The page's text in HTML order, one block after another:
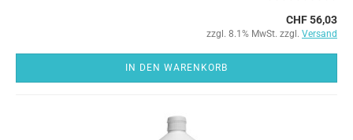
CHF 56,03
zzgl. 8.1% MwSt. zzgl. Versand
IN DEN WARENKORB